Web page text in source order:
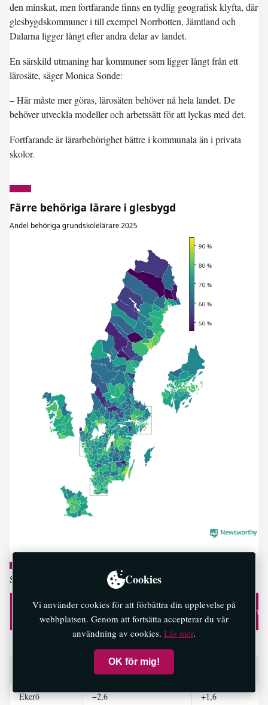
den minskat, men fortfarande finns en tydlig geografisk klyfta, där
glesbygdskommuner i till exempel Norrbotten, Jämtland och
Dalarna ligger långt efter andra delar av landet.
En särskild utmaning har kommuner som ligger långt från ett
lärosäte, säger Monica Sonde:
– Här måste mer göras, lärosäten behöver nå hela landet. De
behöver utveckla modeller och arbetssätt för att lyckas med det.
Fortfarande är lärarbehörighet bättre i kommunala än i privata
skolor.
Stockholms län: Förändring i…
Kommun …gymnasiebehörighet
+0,1
Ekerö −2,6 +1,6
Cookies
Vi använder cookies för att förbättra din upplevelse på
webbplatsen. Genom att fortsätta accepterar du vår
användning av cookies. Läs mer.
OK för mig!